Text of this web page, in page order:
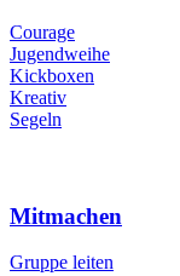
Courage
Jugendweihe
Kickboxen
Kreativ
Segeln
Mitmachen
Gruppe leiten